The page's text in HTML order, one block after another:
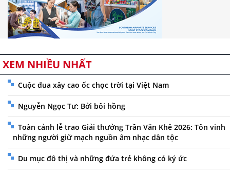
XEM NHIỀU NHẤT
Cuộc đua xây cao ốc chọc trời tại Việt Nam
Nguyễn Ngọc Tư: Bởi bôi hồng
Toàn cảnh lễ trao Giải thưởng Trần Văn Khê 2026: Tôn vinh
những người giữ mạch nguồn âm nhạc dân tộc
Du mục đô thị và những đứa trẻ không có ký ức